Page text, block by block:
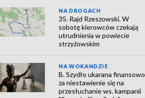
NA DROGACH
35. Rajd Rzeszowski. W
sobotę kierowców czekają
utrudnienia w powiecie
strzyżowskim
NA WOKANDZIE
B. Szydło ukarana finansowo
za niestawienie się na
przesłuchanie ws. kampanii